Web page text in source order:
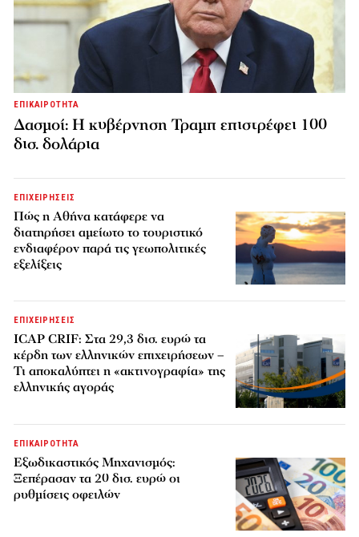
ΕΠΙΚΑΙΡΟΤΗΤΑ
Δασμοί: Η κυβέρνηση Τραμπ επιστρέφει 100
δισ. δολάρια
ΕΠΙΧΕΙΡΗΣΕΙΣ
Πώς η Αθήνα κατάφερε να
διατηρήσει αμείωτο το τουριστικό
ενδιαφέρον παρά τις γεωπολιτικές
εξελίξεις
ΕΠΙΧΕΙΡΗΣΕΙΣ
ICAP CRIF: Στα 29,3 δισ. ευρώ τα
κέρδη των ελληνικών επιχειρήσεων –
Τι αποκαλύπτει η «ακτινογραφία» της
ελληνικής αγοράς
ΕΠΙΚΑΙΡΟΤΗΤΑ
Εξωδικαστικός Μηχανισμός:
Ξεπέρασαν τα 20 δισ. ευρώ οι
ρυθμίσεις οφειλών